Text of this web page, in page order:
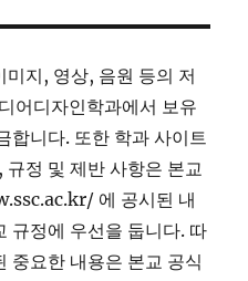
지, 영상, 음원 등의 저
어디자인학과에서 보유
합니다. 또한 학과 사이트
정 및 제반 사항은 본교
에 공시된 내
규정에 우선을 둡니다. 따
중요한 내용은 본교 공식